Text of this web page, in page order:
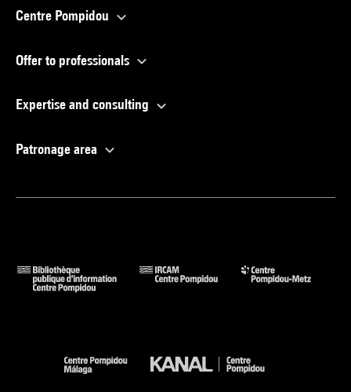
Centre Pompidou
Offer to professionals
Expertise and consulting
Patronage area